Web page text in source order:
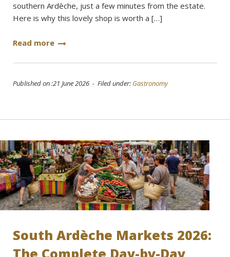
southern Ardèche, just a few minutes from the estate.
Here is why this lovely shop is worth a […]
Read more
Published on :21 June 2026 - Filed under: Gastronomy
South Ardèche Markets 2026:
The Complete Day-by-Day